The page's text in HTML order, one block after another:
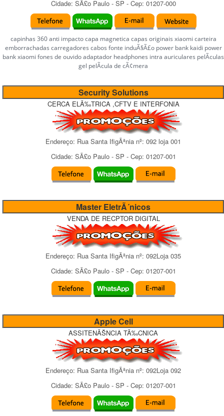
Cidade: SÃ£o Paulo- SP - Cep: 01207-000
capinhas 360 anti impacto capa magnetica capas originais xiaomi carteira
emborrachadas carregadores cabos fonte induÃ§Ã£o power bank kaidi power
bank xiaomi fones de ouvido adaptador headphones intra auriculares pelÃ­culas
gel pelÃ­cula de cÃ¢mera
Security Solutions
CERCA ELÃ‰TRICA ,CFTV E INTERFONIA
Endereço: Rua Santa IfigÃªnia nº: 092 loja 001
Cidade: SÃ£o Paulo- SP - Cep: 01207-001
Master EletrÃ´nicos
VENDA DE RECPTOR DIGITAL
Endereço: Rua Santa IfigÃªnia nº: 092Loja 035
Cidade: SÃ£o Paulo- SP - Cep: 01207-001
Apple Cell
ASSITENÃŠNCIA TÃ‰CNICA
Endereço: Rua Santa IfigÃªnia nº: 092Loja 092
Cidade: SÃ£o Paulo- SP - Cep: 01207-001